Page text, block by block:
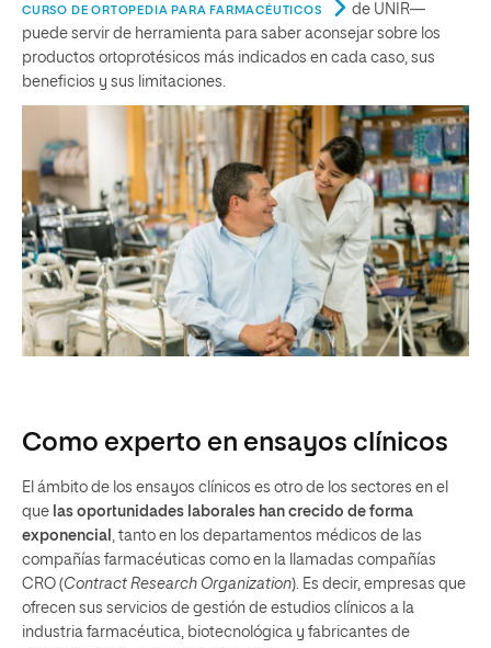
CURSO DE ORTOPEDIA PARA FARMACÉUTICOS
de UNIR—
puede servir de herramienta para saber aconsejar sobre los
productos ortoprotésicos más indicados en cada caso, sus
beneficios y sus limitaciones.
Como experto en ensayos clínicos
El ámbito de los ensayos clínicos es otro de los sectores en el
que las oportunidades laborales han crecido de forma
exponencial , tanto en los departamentos médicos de las
compañías farmacéuticas como en la llamadas compañías
CRO (Contract Research Organization). Es decir, empresas que
ofrecen sus servicios de gestión de estudios clínicos a la
industria farmacéutica, biotecnológica y fabricantes de